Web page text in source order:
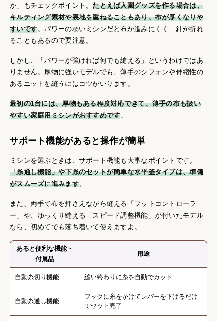
か」もチェックポイント。たとえば入園グッズを作る場合は、
キルティング素材や裏地を重ねることもあり、布が厚くなりや
すいです。パワーの弱いミシンだと布が進みにくく、針が折れ
ることもあるので要注意。
しかし、「パワーが強ければ何でも縫える」というわけではあ
りません。厚物に強いモデルでも、薄手のシフォンや伸縮性の
あるニットを縫うにはコツがいります。
最初の1台には、厚物もある程度対応できて、薄手の布も扱い
やすい家庭用ミシンがおすすめです。
サポート機能があると操作が簡単
ミシンを選ぶときは、サポート機能も大事なポイントです。
「糸通し機能」や下糸のセットが簡単な水平釜タイプは、準備
がスムーズに進みます。
また、両手で布を押さえながら縫える「フットコントローラ
ー」や、ゆっくり縫える「スピード調整機能」が付いたモデル
なら、初めてでも落ち着いて使えますよ。
あると便利な機能・
付属品
用途
自動糸切り機能 縫い終わりに糸を自動でカット
自動糸通し機能
フックに糸をかけてレバーを下げるだけ
でセット完了